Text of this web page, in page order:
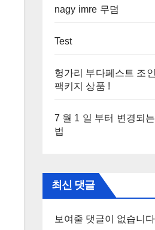
nagy imre 무덤
Test
헝가리 부다페스트 조
팩키지 상품 !
7 월 1 일 부터 변경되
법
최신 댓글
보여줄 댓글이 없습니